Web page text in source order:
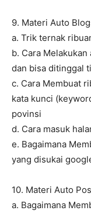
9. Materi Auto
a. Trik ternak
b. Cara
dan bisa ditinggal
c. Cara Membuat
kata kunci
povinsi
d. Cara masuk
e. Bagaimana
yang disukai
10. Materi Auto
a. Bagaimana